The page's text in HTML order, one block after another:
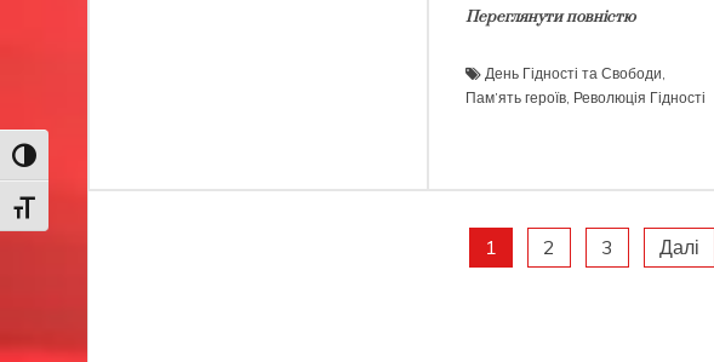
Toggle High Contrast
Toggle Font size
Переглянути повністю
День Гідності та Свободи,
Пам’ять героїв, Революція Гідності
1 2 3 Далі